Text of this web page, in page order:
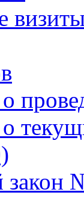
закон